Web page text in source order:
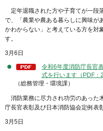
定年退職された方や子育てが一段
で、「農業や農ある暮らしに興味が
かわからない」と考えている方を対
す。
3月6日
令和6年度消防庁長官
式を行います（PDF：
（総務管理・環境課）
消防業務に尽力され功労のあった
庁長官表彰及び日本消防協会定例表
3月5日